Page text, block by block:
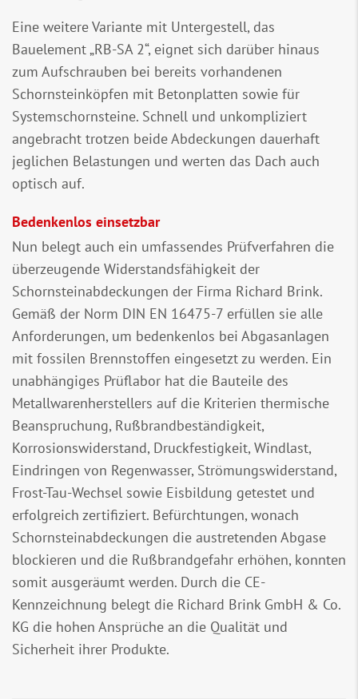
Eine weitere Variante mit Untergestell, das
Bauelement „RB-SA 2“, eignet sich darüber hinaus
zum Aufschrauben bei bereits vorhandenen
Schornsteinköpfen mit Betonplatten sowie für
Systemschornsteine. Schnell und unkompliziert
angebracht trotzen beide Abdeckungen dauerhaft
jeglichen Belastungen und werten das Dach auch
optisch auf.
Bedenkenlos einsetzbar
Nun belegt auch ein umfassendes Prüfverfahren die
überzeugende Widerstandsfähigkeit der
Schornsteinabdeckungen der Firma Richard Brink.
Gemäß der Norm DIN EN 16475-7 erfüllen sie alle
Anforderungen, um bedenkenlos bei Abgasanlagen
mit fossilen Brennstoffen eingesetzt zu werden. Ein
unabhängiges Prüflabor hat die Bauteile des
Metallwarenherstellers auf die Kriterien thermische
Beanspruchung, Rußbrandbeständigkeit,
Korrosionswiderstand, Druckfestigkeit, Windlast,
Eindringen von Regenwasser, Strömungswiderstand,
Frost-Tau-Wechsel sowie Eisbildung getestet und
erfolgreich zertifiziert. Befürchtungen, wonach
Schornsteinabdeckungen die austretenden Abgase
blockieren und die Rußbrandgefahr erhöhen, konnten
somit ausgeräumt werden. Durch die CE-
Kennzeichnung belegt die Richard Brink GmbH & Co.
KG die hohen Ansprüche an die Qualität und
Sicherheit ihrer Produkte.